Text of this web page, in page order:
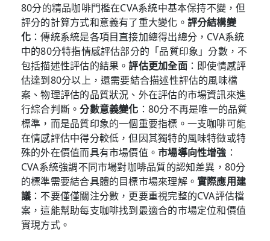
80分的精品咖啡門檻在CVA系統中基本保持不變，但
評分的計算方式和意義有了重大變化。 評分結構變
化 ：傳統系統是各項目直接加總得出總分，CVA系統
中的80分特指情感評估部分的「品質印象」分數，不
包括描述性評估的結果。評估更加全面：即使情感評
估達到80分以上，還需要結合描述性評估的風味檔
案、物理評估的品質狀況、外在評估的市場資訊來進
行綜合判斷。分數意義變化 ：80分不再是唯一的品質
標準，而是品質印象的一個重要指標。一支咖啡可能
在情感評估中得分較低，但因其獨特的風味特徵或特
殊的外在價值而具有市場價值。市場導向性增強 ：
CVA系統強調不同市場對咖啡品質的認知差異，80分
的標準需要結合具體的目標市場來理解。實際應用建
議 ：不要僅僅關注分數，更要重視完整的CVA評估檔
案，這能幫助每支咖啡找到最適合的市場定位和價值
實現方式。